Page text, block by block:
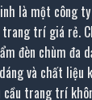
là một công
trang trí giá rẻ.
đèn chùm đa
và chất liệu
cầu trang trí